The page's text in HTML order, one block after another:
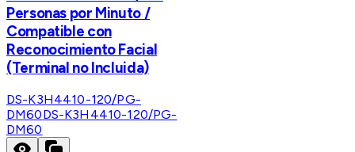
Personas por Minuto /
Compatible con
Reconocimiento Facial
(Terminal no Incluida)
DS-K3H4410-120/PG-
DM60DS-K3H4410-120/PG-
DM60